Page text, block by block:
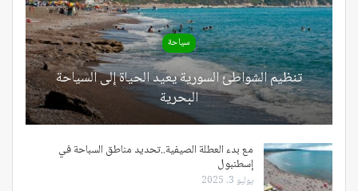
سياحة
تنظيم الشواطئ السورية يعيد الحياة إلى السياحة
البحرية
مع بدء العطلة الصيفية..تحديد مناطق السباحة في
إسطنبول
يوليو 3, 2025